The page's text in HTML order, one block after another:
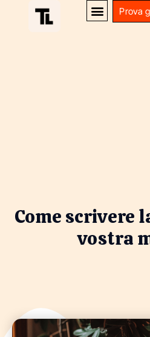
Prova
Come scrivere
vostra